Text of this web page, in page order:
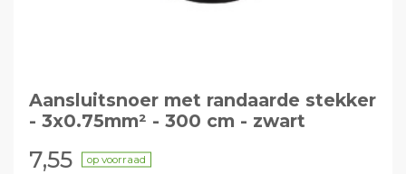
Aansluitsnoer met randaarde stekker
- 3x0.75mm² - 300 cm - zwart
7,55 op voorraad